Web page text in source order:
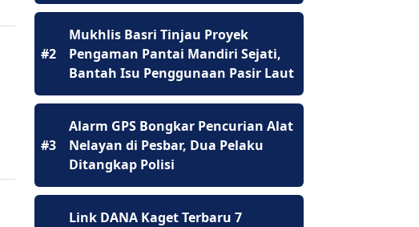
#2
Mukhlis Basri Tinjau Proyek
Pengaman Pantai Mandiri Sejati,
Bantah Isu Penggunaan Pasir Laut
#3
Alarm GPS Bongkar Pencurian Alat
Nelayan di Pesbar, Dua Pelaku
Ditangkap Polisi
Link DANA Kaget Terbaru 7